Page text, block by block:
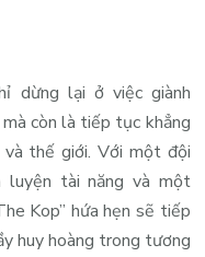
dừng lại ở việc giành
còn là tiếp tục khẳng
thế giới. Với một đội
luyện tài năng và một
Kop” hứa hẹn sẽ tiếp
huy hoàng trong tương